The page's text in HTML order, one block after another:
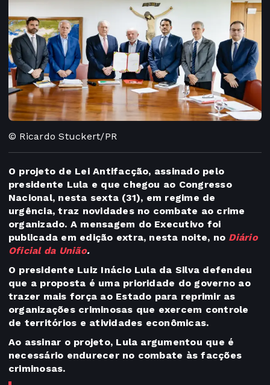
© Ricardo Stuckert/PR
O projeto de Lei Antifacção, assinado pelo
presidente Lula e que chegou ao Congresso
Nacional, nesta sexta (31), em regime de
urgência, traz novidades no combate ao crime
organizado. A mensagem do Executivo foi
publicada em edição extra, nesta noite, no Diário
Oficial da União.
O presidente Luiz Inácio Lula da Silva defendeu
que a proposta é uma prioridade do governo ao
trazer mais força ao Estado para reprimir as
organizações criminosas que exercem controle
de territórios e atividades econômicas.
Ao assinar o projeto, Lula argumentou que é
necessário endurecer no combate às facções
criminosas.